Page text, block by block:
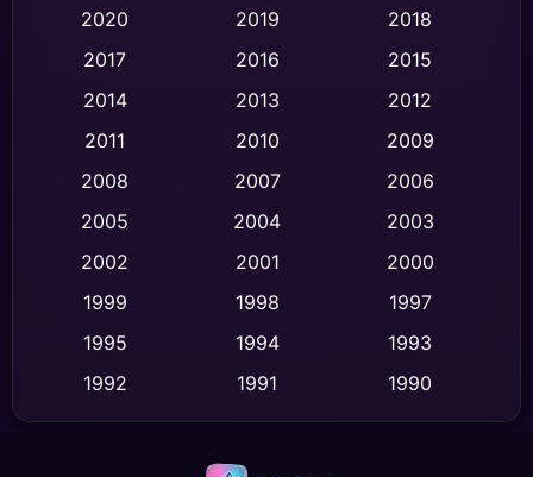
Classic หนังคลาสสิก (47)
Comedy ตลก (454)
Crime อาชญากรรม (532)
Cult Film
Dance เต้น (10)
Detective สืบสวน (62)
2020
2019
2018
2017
2016
2015
2014
2013
2012
2011
2010
2009
2008
2007
2006
2005
2004
2003
2002
2001
2000
1999
1998
1997
1995
1994
1993
1992
1991
1990
1989
1988
1986
1983